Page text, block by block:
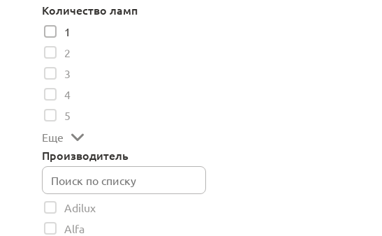
Количество ламп
1
2
3
4
5
Еще
Производитель
Adilux
Alfa